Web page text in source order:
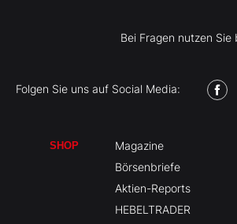
Bei Fragen nutzen
Folgen Sie uns auf Social Media:
SHOP
Magazine
Börsenbriefe
Aktien-Reports
HEBELTRADER